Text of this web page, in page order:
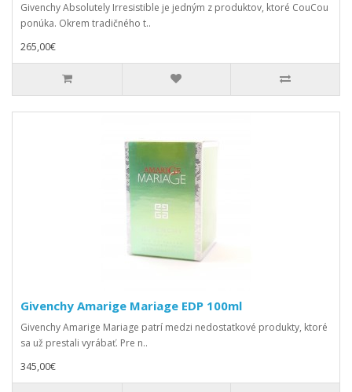
Givenchy Absolutely Irresistible je jedným z produktov, ktoré CouCou
ponúka. Okrem tradičného t..
265,00€
Givenchy Amarige Mariage EDP 100ml
Givenchy Amarige Mariage patrí medzi nedostatkové produkty, ktoré
sa už prestali vyrábať. Pre n..
345,00€